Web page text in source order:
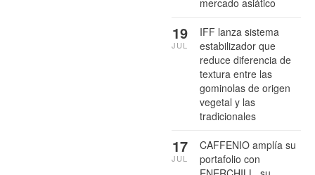
mercado asiático
IFF lanza sistema
estabilizador que
reduce diferencia de
textura entre las
gominolas de origen
vegetal y las
tradicionales
19
JUL
CAFFENIO amplía su
portafolio con
17
JUL